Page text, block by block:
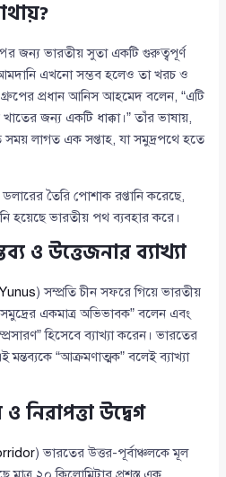
জন্য ভারতীয় সুতা একটি গুরুত্বপূর্ণ
এখনো সম্ভব হলেও তা খরচ ও
প্রধান আনিস আহমেদ বলেন, “এটি
জন্য একটি ধাক্কা।” তাঁর ভাষায়,
সময় লাগত এক সপ্তাহ, যা সমুদ্রপথে হতে
তৈরি পোশাক রপ্তানি করেছে,
হয়েছে ভারতীয় পথ ব্যবহার করে।
ও উত্তেজনার ব্যাখ্যা
) সম্প্রতি চীন সফরে গিয়ে ভারতীয়
একমাত্র অভিভাবক” বলেন এবং
হিসেবে ব্যাখ্যা করেন। ভারতের
“আক্রমণাত্মক” বলেই ব্যাখ্যা
উদ্বেগ
) ভারতের উত্তর-পূর্বাঞ্চলকে মূল